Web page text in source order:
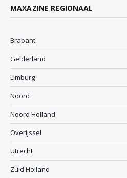
MAXAZINE REGIONAAL
Brabant
Gelderland
Limburg
Noord
Noord Holland
Overijssel
Utrecht
Zuid Holland